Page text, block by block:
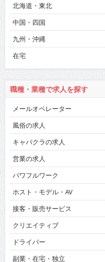
北海道・東北
中国・四国
九州・沖縄
在宅
職種・業種で求人を探す
メールオペレーター
風俗の求人
キャバクラの求人
営業の求人
パワフルワーク
ホスト・モデル・AV
接客・販売サービス
クリエイティブ
ドライバー
副業・在宅・独立